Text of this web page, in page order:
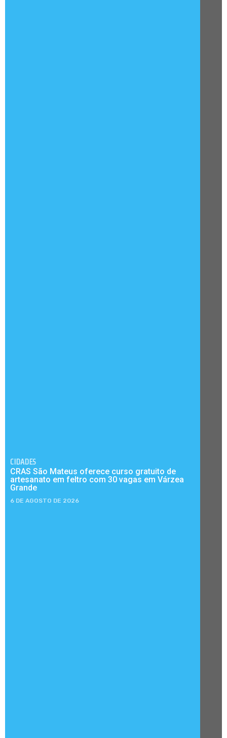
CIDADES
CRAS São Mateus oferece curso gratuito de
artesanato em feltro com 30 vagas em Várzea
Grande
6 DE AGOSTO DE 2026